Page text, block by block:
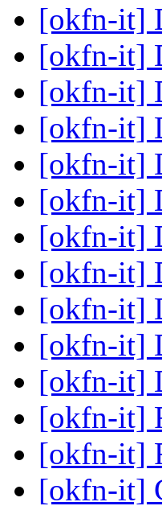
[okfn-it]
[okfn-it]
[okfn-it]
[okfn-it]
[okfn-it]
[okfn-it]
[okfn-it]
[okfn-it]
[okfn-it]
[okfn-it]
[okfn-it]
[okfn-it]
[okfn-it]
[okfn-it]